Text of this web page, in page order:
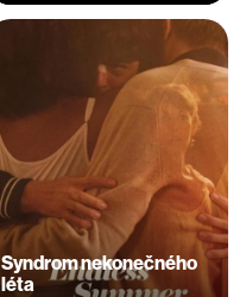
Syndrom nekonečného
léta